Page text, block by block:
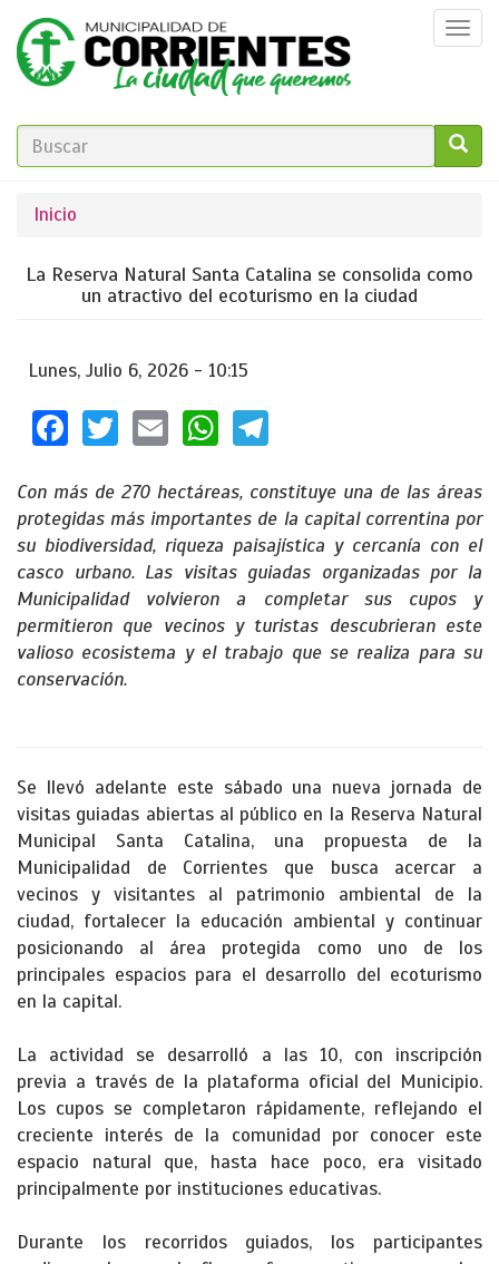
Pasar
contenido
principal
FORMULARIO
BÚSQUEDA
Se
encuentra
usted
Inicio
La Reserva Natural Santa Catalina se consolida como
un atractivo del ecoturismo en la ciudad
Lunes, Julio 6, 2026 - 10:15
Facebook
TwitterEmailWhatsApp
Con más de 270 hectáreas, constituye una de las áreas
protegidas más importantes de la capital correntina por
su biodiversidad, riqueza paisajística y cercanía con el
casco urbano. Las visitas guiadas organizadas por la
Municipalidad volvieron a completar sus cupos y
permitieron que vecinos y turistas descubrieran este
valioso ecosistema y el trabajo que se realiza para su
conservación.
Se llevó adelante este sábado una nueva jornada de
visitas guiadas abiertas al público en la Reserva Natural
Municipal Santa Catalina, una propuesta de la
Municipalidad de Corrientes que busca acercar a
vecinos y visitantes al patrimonio ambiental de la
ciudad, fortalecer la educación ambiental y continuar
posicionando al área protegida como uno de los
principales espacios para el desarrollo del ecoturismo
en la capital.
La actividad se desarrolló a las 10, con inscripción
previa a través de la plataforma oficial del Municipio.
Los cupos se completaron rápidamente, reflejando el
creciente interés de la comunidad por conocer este
espacio natural que, hasta hace poco, era visitado
principalmente por instituciones educativas.
Durante los recorridos guiados, los participantes